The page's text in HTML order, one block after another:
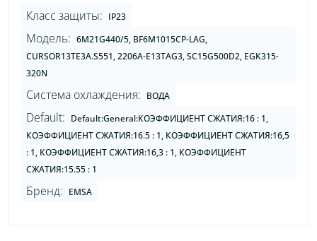
Класс защиты: IP23
Модель: 6M21G440/5, BF6M1015CP-LAG,
CURSOR13TE3A.S551, 2206A-E13TAG3, SC15G500D2, EGK315-
320N
Система охлаждения: ВОДА
Default: Default:General:КОЭФФИЦИЕНТ СЖАТИЯ:16 : 1,
КОЭФФИЦИЕНТ СЖАТИЯ:16.5 : 1, КОЭФФИЦИЕНТ СЖАТИЯ:16,5
: 1, КОЭФФИЦИЕНТ СЖАТИЯ:16,3 : 1, КОЭФФИЦИЕНТ
СЖАТИЯ:15.55 : 1
Бренд: EMSA